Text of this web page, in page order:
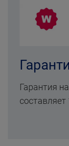
Гарантия
составляет